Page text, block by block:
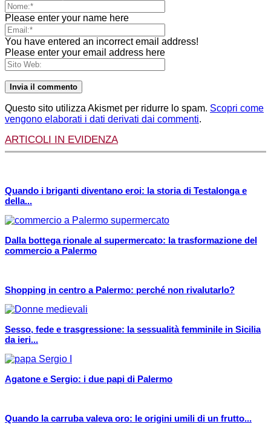
Please enter your name here
You have entered an incorrect email address!
Please enter your email address here
Questo sito utilizza Akismet per ridurre lo spam. Scopri come
vengono elaborati i dati derivati dai commenti.
ARTICOLI IN EVIDENZA
Quando i briganti diventano eroi: la storia di Testalonga e
della...
Dalla bottega rionale al supermercato: la trasformazione del
commercio a Palermo
Shopping in centro a Palermo: perché non rivalutarlo?
Sesso, fede e trasgressione: la sessualità femminile in Sicilia
da ieri...
Agatone e Sergio: i due papi di Palermo
Quando la carruba valeva oro: le origini umili di un frutto...